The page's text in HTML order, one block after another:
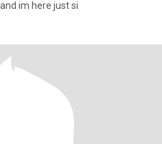
im here just si